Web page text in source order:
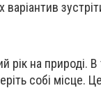
варіантив
рік на природі.
собі місце.